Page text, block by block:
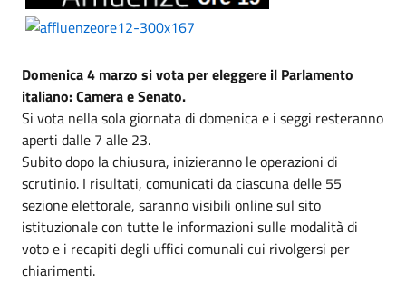
Domenica 4 marzo si vota per eleggere il Parlamento
italiano: Camera e Senato.
Si vota nella sola giornata di domenica e i seggi resteranno
aperti dalle 7 alle 23.
Subito dopo la chiusura, inizieranno le operazioni di
scrutinio. I risultati, comunicati da ciascuna delle 55
sezione elettorale, saranno visibili online sul sito
istituzionale con tutte le informazioni sulle modalità di
voto e i recapiti degli uffici comunali cui rivolgersi per
chiarimenti.